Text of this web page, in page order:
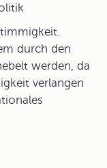
durch den
werden, da
verlangen